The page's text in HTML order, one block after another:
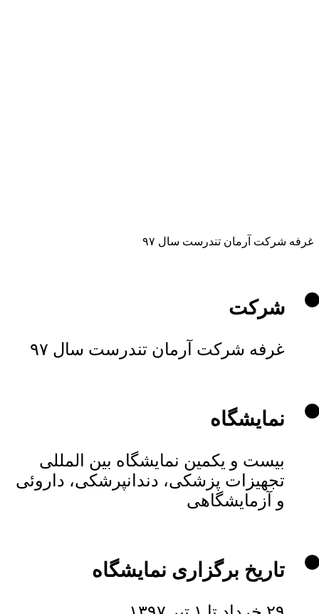
غرفه شرکت آرمان تندرست سال ۹۷
شرکت
غرفه شرکت آرمان تندرست سال ۹۷
نمایشگاه
بیست و یکمین نمایشگاه بین المللی
تجهیزات پزشکی، دندانپرشکی، داروئی
و آزمایشگاهی
تاریخ برگزاری نمایشگاه